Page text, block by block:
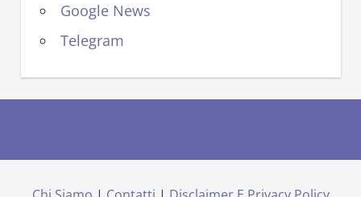
Google News
Telegram